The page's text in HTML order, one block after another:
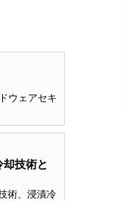
ウェアセキ
技術と
術、浸漬冷